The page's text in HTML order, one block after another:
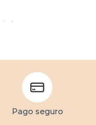
Pago seguro